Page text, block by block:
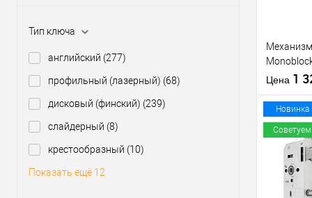
Тип ключа
английский (277)
профильный (лазерный) (68)
дисковый (финский) (239)
слайдерный (8)
крестообразный (10)
Показать ещё 12
Материал
Страна
Статус (гурт)
матовый
Цена 1
Купить
клик
Новинка
Советуем